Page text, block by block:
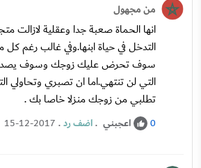
من مجهول
انها الحماة صعبة جدا وعقلية لازالت
التدخل في حياة ابنها.وفي غالب رغم كل
سوف تحرض عليك زوجك وسوف يصدق
التي لن تنتهي.اما ان تصبري وتحاولي
تطلبي من زوجك منزلا خاصا بك .
0 اعجبني .اضف رد.
15-12-2017